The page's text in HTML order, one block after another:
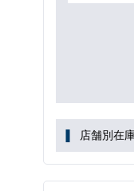
店舗別在